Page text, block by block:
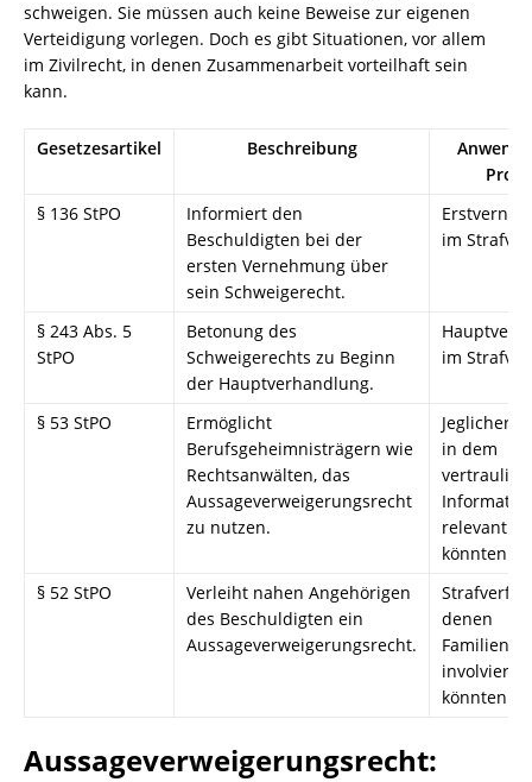
schweigen. Sie müssen auch keine Beweise zur eigenen
Verteidigung vorlegen. Doch es gibt Situationen, vor allem
im Zivilrecht, in denen Zusammenarbeit vorteilhaft sein
kann.
Gesetzesartikel Beschreibung
§ 136 StPO
Informiert den
Beschuldigten bei der
ersten Vernehmung über
sein Schweigerecht.
im
§ 243 Abs. 5
StPO
Betonung des
Schweigerechts zu Beginn
der Hauptverhandlung.
im
§ 53 StPO
Ermöglicht
Berufsgeheimnisträgern wie
Rechtsanwälten, das
Aussageverweigerungsrecht
zu nutzen.
Jeglicher
in dem
relevant
könnten
§ 52 StPO
Verleiht nahen Angehörigen
des Beschuldigten ein
Aussageverweigerungsrecht.
denen
involviert
könnten
Aussageverweigerungsrecht: